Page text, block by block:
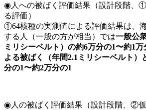
◉人への被ばく評価結果（設計段階、
る評価）
①64核種の実測値による評価結果は、
する人（一般の方が相当）では一般公
ミリシーベルト）の約6万分の1〜約1
よる被ばく（年間2.1ミリシーベルト）
分の1〜約2万分の1
◉人の被ばく評価結果（設計段階、②